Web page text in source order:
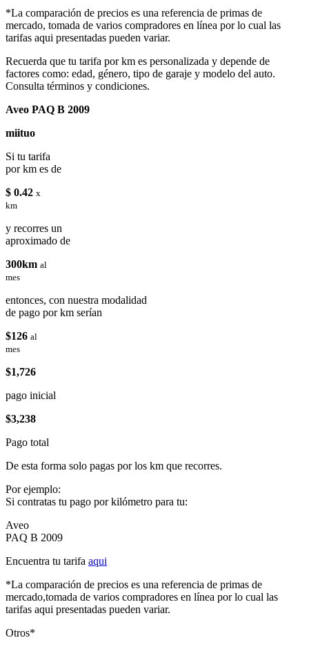
*La comparación de precios es una referencia de primas de
mercado, tomada de varios compradores en línea por lo cual las
tarifas aqui presentadas pueden variar.
Recuerda que tu tarifa por km es personalizada y depende de
factores como: edad, género, tipo de garaje y modelo del auto.
Consulta términos y condiciones.
Aveo PAQ B 2009
miituo
Si tu tarifa
por km es de
$ 0.42 x
km
y recorres un
aproximado de
300km al
mes
entonces, con nuestra modalidad
de pago por km serían
$126 al
mes
$1,726
pago inicial
$3,238
Pago total
De esta forma solo pagas por los km que recorres.
Por ejemplo:
Si contratas tu pago por kilómetro para tu:
Aveo
PAQ B 2009
Encuentra tu tarifa aqui
*La comparación de precios es una referencia de primas de
mercado,tomada de varios compradores en línea por lo cual las
tarifas aqui presentadas pueden variar.
Otros*